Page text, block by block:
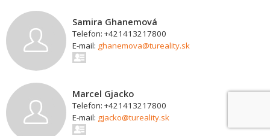
Samira Ghanemová
Telefon: +421413217800
E-mail: ghanemova@tureality.sk
Marcel Gjacko
Telefon: +421413217800
E-mail: gjacko@tureality.sk